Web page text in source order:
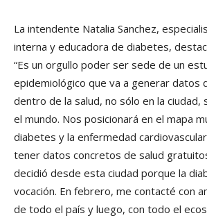
La intendente Natalia Sanchez,
interna y educadora de diabetes,
“Es un orgullo poder ser sede de un
epidemiológico que va a generar datos
dentro de la salud, no sólo en la ciudad,
el mundo. Nos posicionará en el mapa
diabetes y la enfermedad
tener datos concretos de salud
decidió desde esta ciudad porque la
vocación. En febrero, me contacté con
de todo el país y luego, con todo el